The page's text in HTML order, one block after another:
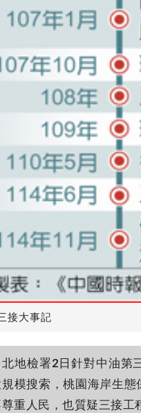
接大事記
地檢署2日針對中油第
模搜索，桃園海岸生
重人民，也質疑三接工